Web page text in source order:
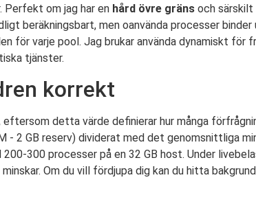
om jag har en hård övre gräns och
beräkningsbart, men oanvända processer binder
för varje pool. Jag brukar använda dynamiskt
tjänster.
korrekt
eftersom detta värde definierar hur många
- 2 GB reserv) dividerat med det genomsnittliga
300 processer på en 32 GB host. Under
Om du vill fördjupa dig kan du hitta